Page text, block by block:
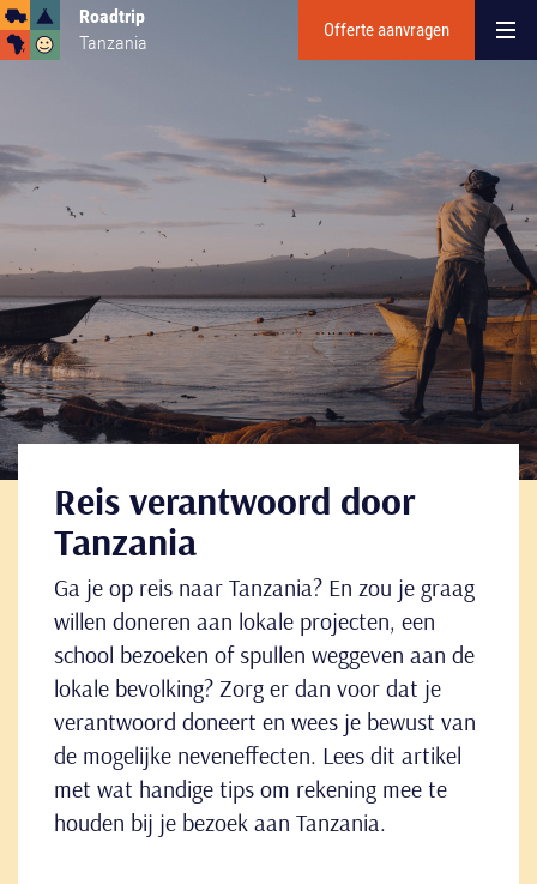
Roadtrip
Tanzania
Offerte aanvragen
Reis verantwoord door
Tanzania
Ga je op reis naar Tanzania? En zou je graag
willen doneren aan lokale projecten, een
school bezoeken of spullen weggeven aan de
lokale bevolking? Zorg er dan voor dat je
verantwoord doneert en wees je bewust van
de mogelijke neveneffecten. Lees dit artikel
met wat handige tips om rekening mee te
houden bij je bezoek aan Tanzania.